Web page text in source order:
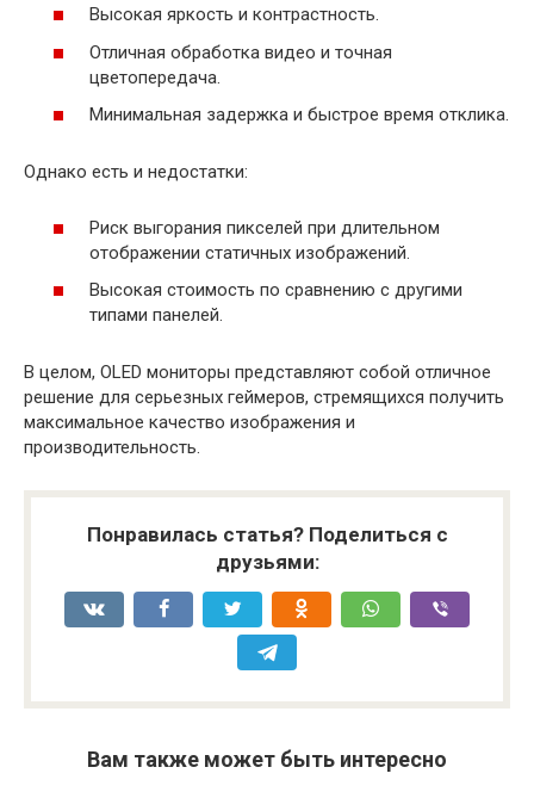
Высокая яркость и контрастность.
Отличная обработка видео и точная
цветопередача.
Минимальная задержка и быстрое время отклика.
Однако есть и недостатки:
Риск выгорания пикселей при длительном
отображении статичных изображений.
Высокая стоимость по сравнению с другими
типами панелей.
В целом, OLED мониторы представляют собой отличное
решение для серьезных геймеров, стремящихся получить
максимальное качество изображения и
производительность.
Понравилась статья? Поделиться с
друзьями:
Вам также может быть интересно